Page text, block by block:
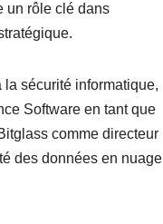
un rôle clé dans
sécurité informatique,
Software en tant que
comme directeur
des données en nuage